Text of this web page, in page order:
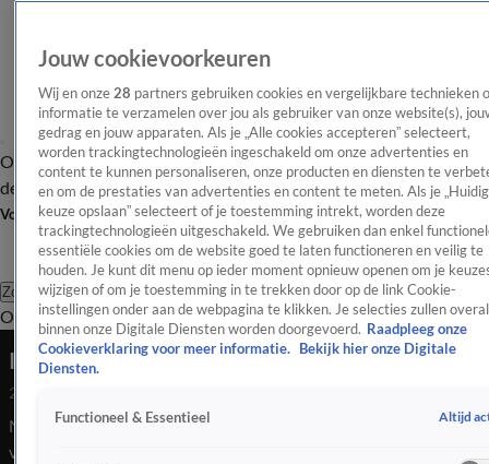
OverzichtAfleveringen Entertainment TV Algemeen
Tip
de redactieNieuwsbrief
Volg Shownieuws
Zoeken
OverzichtEntertainmentSpraakmakendRealityCrimeVideo's
Inez Weski weer op vrije voeten
2 juni 2023, 10:25
Na 41 dagen vast te hebben gezeten, komt Inez Weski weer
vrij.
Jouw cookievoorkeuren
Wij en onze 28 partners gebruiken cookies en vergelijkbare technieken
informatie te verzamelen over jou als gebruiker van onze website(s),
gedrag en jouw apparaten. Als je „Alle cookies accepteren” selecteert,
worden trackingtechnologieën ingeschakeld om onze advertenties en
content te kunnen personaliseren, onze producten en diensten te
en om de prestaties van advertenties en content te meten. Als je
keuze opslaan” selecteert of je toestemming intrekt, worden deze
trackingtechnologieën uitgeschakeld. We gebruiken dan enkel
essentiële cookies om de website goed te laten functioneren en veilig te
houden. Je kunt dit menu op ieder moment opnieuw openen om je
wijzigen of om je toestemming in te trekken door op de link Cookie-
instellingen onder aan de webpagina te klikken. Je selecties zullen overal
binnen onze Digitale Diensten worden doorgevoerd. Raadpleeg onze
Cookieverklaring voor meer informatie.
Bekijk hier onze Digitale
Diensten.
Functioneel & Essentieel Altijd